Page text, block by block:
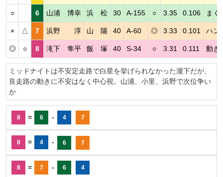
○ 6 山浦 博幸 浜 松 30 A-155 ○ 3.35 0.106 まく
× △ 7 浜野 淳 山 陽 40 A-60 ◎ 3.33 0.101 ハン
◎ ○ 8 滝下 隼平 飯 塚 40 S-34 ○ 3.31 0.111 動き
ミッドナイトは不安定走路で白星を挙げられなかった瀧下だが、
良走路の動きに不安はなく中心視。山浦、小里、浜野で次位争い
か
8 = 6 - 4 7
8 = 4 - 6 7
8 = 7 - 6 4